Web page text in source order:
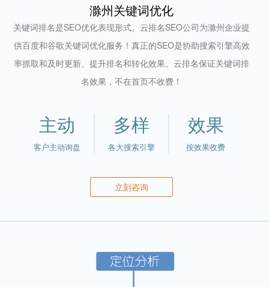
滁州关键词优化
关键词排名是SEO优化表现形式。云排名SEO公司为滁州企业提
供百度和谷歌关键词优化服务！真正的SEO是协助搜索引擎高效
率抓取和及时更新、提升排名和转化效果。云排名保证关键词排
名效果，不在首页不收费！
主动
客户主动询盘
多样
各大搜索引擎
效果
按效果收费
立刻咨询